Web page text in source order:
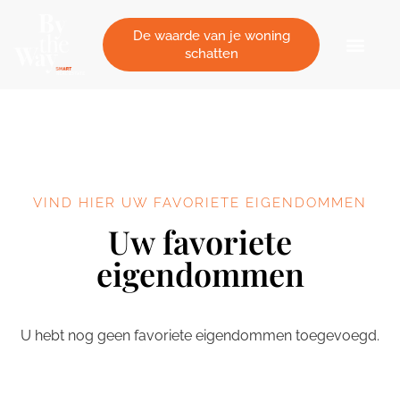
De waarde van je woning
schatten
VIND HIER UW FAVORIETE EIGENDOMMEN
Uw favoriete
eigendommen
U hebt nog geen favoriete eigendommen toegevoegd.